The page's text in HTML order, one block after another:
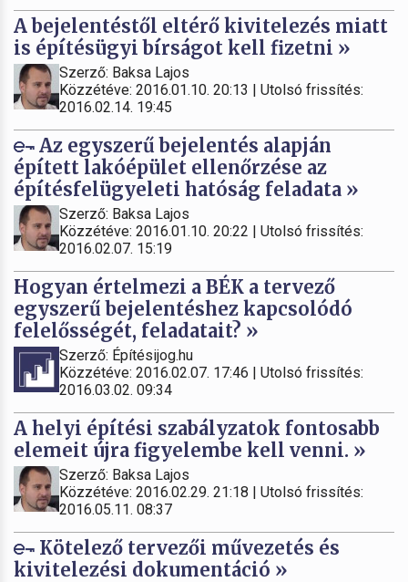
A bejelentéstől eltérő kivitelezés miatt
is építésügyi bírságot kell fizetni »
Szerző: Baksa Lajos
Közzétéve: 2016.01.10. 20:13 | Utolsó frissítés:
2016.02.14. 19:45
Az egyszerű bejelentés alapján
épített lakóépület ellenőrzése az
építésfelügyeleti hatóság feladata »
Szerző: Baksa Lajos
Közzétéve: 2016.01.10. 20:22 | Utolsó frissítés:
2016.02.07. 15:19
Hogyan értelmezi a BÉK a tervező
egyszerű bejelentéshez kapcsolódó
felelősségét, feladatait? »
Szerző: Építésijog.hu
Közzétéve: 2016.02.07. 17:46 | Utolsó frissítés:
2016.03.02. 09:34
A helyi építési szabályzatok fontosabb
elemeit újra figyelembe kell venni. »
Szerző: Baksa Lajos
Közzétéve: 2016.02.29. 21:18 | Utolsó frissítés:
2016.05.11. 08:37
Kötelező tervezői művezetés és
kivitelezési dokumentáció »